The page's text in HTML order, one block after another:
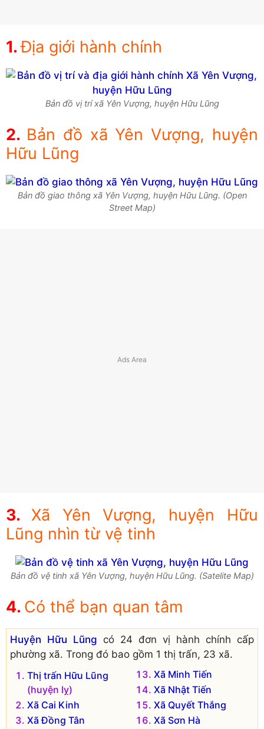
Địa giới hành chính
Bản đồ vị trí xã Yên Vượng, huyện Hữu Lũng
Bản đồ xã Yên Vượng, huyện
Hữu Lũng
Bản đồ giao thông xã Yên Vượng, huyện Hữu Lũng. (Open
Street Map)
Xã Yên Vượng, huyện Hữu
Lũng nhìn từ vệ tinh
Bản đồ vệ tinh xã Yên Vượng, huyện Hữu Lũng. (Satelite Map)
Có thể bạn quan tâm
Huyện Hữu Lũng có 24 đơn vị hành chính cấp
phường xã. Trong đó bao gồm 1 thị trấn, 23 xã.
Thị trấn Hữu Lũng
(huyện lỵ)
Xã Cai Kinh
Xã Đồng Tân
Xã Minh Tiến
Xã Nhật Tiến
Xã Quyết Thắng
Xã Sơn Hà